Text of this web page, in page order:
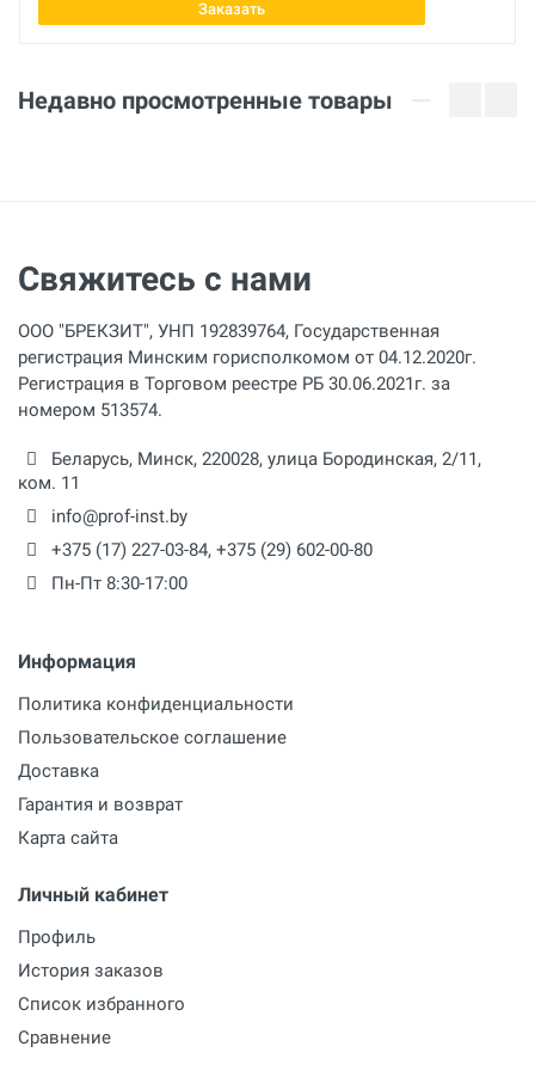
Заказать
Недавно просмотренные товары
Свяжитесь с нами
ООО "БРЕКЗИТ", УНП 192839764, Государственная
регистрация Минским горисполкомом от 04.12.2020г.
Регистрация в Торговом реестре РБ 30.06.2021г. за
номером 513574.
Беларусь, Минск, 220028, улица Бородинская, 2/11,
ком. 11
info@prof-inst.by
+375 (17) 227-03-84, +375 (29) 602-00-80
Пн-Пт 8:30-17:00
Информация
Политика конфиденциальности
Пользовательское соглашение
Доставка
Гарантия и возврат
Карта сайта
Личный кабинет
Профиль
История заказов
Список избранного
Сравнение